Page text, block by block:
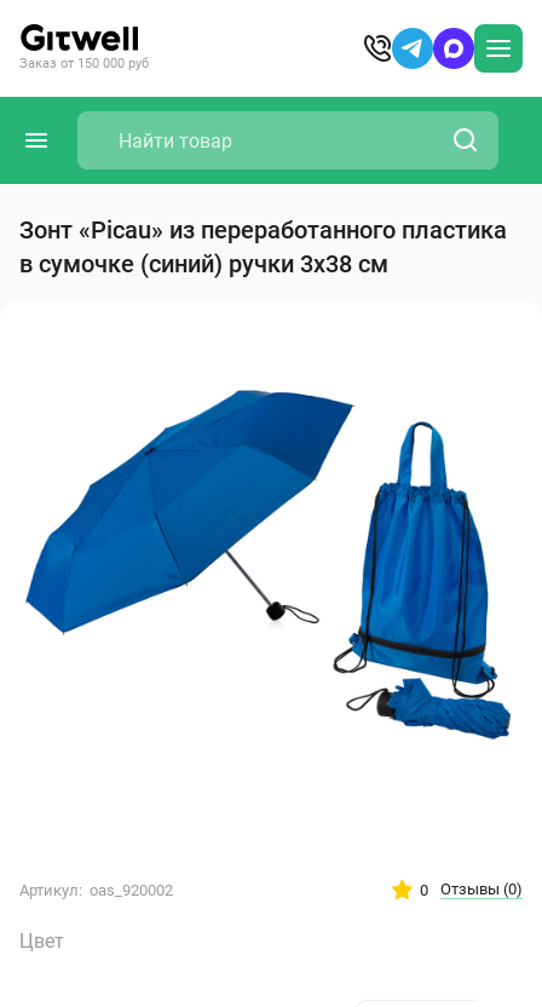
Заказ от 150 000 руб
Зонт «Picau» из переработанного пластика
в сумочке (синий) ручки 3х38 см
Артикул: oas_920002 0 Отзывы (0)
Цвет